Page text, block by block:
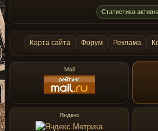
Статистика
Карта сайта Форум Реклама
Mail
Яндекс